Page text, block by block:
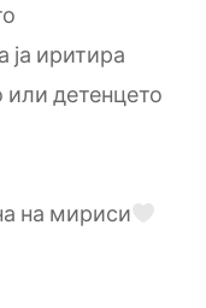
ја иритира
или детенцето
на мириси